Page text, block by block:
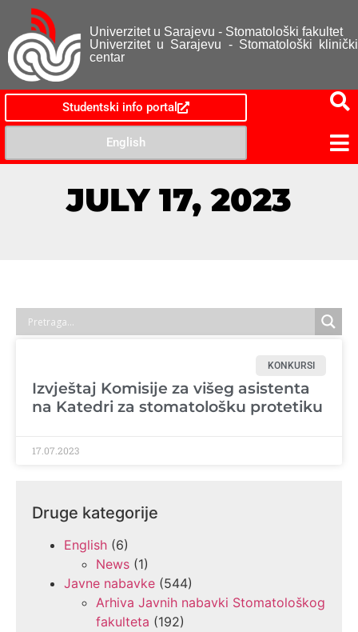
Univerzitet u Sarajevu - Stomatološki fakultet
Univerzitet u Sarajevu - Stomatološki klinički
centar
Studentski info portal
English
JULY 17, 2023
KONKURSI
Izvještaj Komisije za višeg asistenta
na Katedri za stomatološku protetiku
17.07.2023
Druge kategorije
English (6)
News (1)
Javne nabavke (544)
Arhiva Javnih nabavki Stomatološkog
fakulteta (192)